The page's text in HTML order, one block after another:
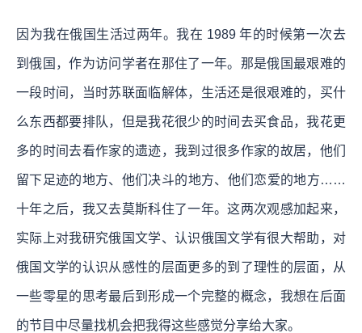
因为我在俄国生活过两年。我在 1989 年的时候第一次去
到俄国，作为访问学者在那住了一年。那是俄国最艰难的
一段时间，当时苏联面临解体，生活还是很艰难的，买什
么东西都要排队，但是我花很少的时间去买食品，我花更
多的时间去看作家的遗迹，我到过很多作家的故居，他们
留下足迹的地方、他们决斗的地方、他们恋爱的地方……
十年之后，我又去莫斯科住了一年。这两次观感加起来，
实际上对我研究俄国文学、认识俄国文学有很大帮助，对
俄国文学的认识从感性的层面更多的到了理性的层面，从
一些零星的思考最后到形成一个完整的概念，我想在后面
的节目中尽量找机会把我得这些感觉分享给大家。